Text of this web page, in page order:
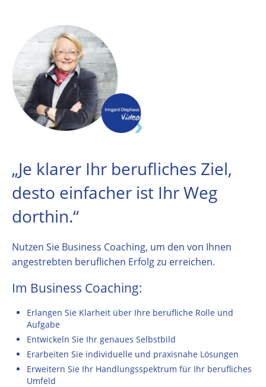
„Je klarer Ihr berufliches Ziel,
desto einfacher ist Ihr Weg
dorthin.“
Nutzen Sie Business Coaching, um den von Ihnen
angestrebten beruflichen Erfolg zu erreichen.
Im Business Coaching:
Erlangen Sie Klarheit über Ihre berufliche Rolle und
Aufgabe
Entwickeln Sie Ihr genaues Selbstbild
Erarbeiten Sie individuelle und praxisnahe Lösungen
Erweitern Sie Ihr Handlungsspektrum für Ihr berufliches
Umfeld